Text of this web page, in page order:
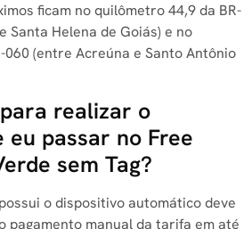
ficam no quilômetro 44,9 da BR-
Santa Helena de Goiás) e no
(entre Acreúna e Santo Antônio
realizar o
eu passar no Free
sem Tag?
o dispositivo automático deve
pagamento manual da tarifa em até